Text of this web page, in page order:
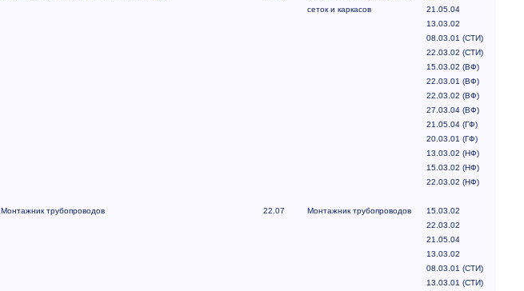
сеток и каркасов
21.05.04
13.03.02
08.03.01 (СТИ)
22.03.02 (СТИ)
15.03.02 (ВФ)
22.03.01 (ВФ)
22.03.02 (ВФ)
27.03.04 (ВФ)
21.05.04 (ГФ)
20.03.01 (ГФ)
13.03.02 (НФ)
15.03.02 (НФ)
22.03.02 (НФ)
Монтажник трубопроводов 22.07 Монтажник трубопроводов
15.03.02
22.03.02
21.05.04
13.03.02
08.03.01 (СТИ)
13.03.01 (СТИ)